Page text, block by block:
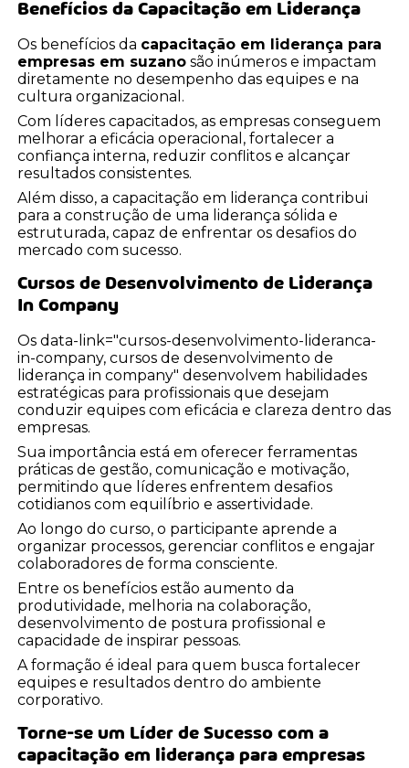
Benefícios da Capacitação em Liderança
Os benefícios da capacitação em liderança para
empresas em suzano são inúmeros e impactam
diretamente no desempenho das equipes e na
cultura organizacional.
Com líderes capacitados, as empresas conseguem
melhorar a eficácia operacional, fortalecer a
confiança interna, reduzir conflitos e alcançar
resultados consistentes.
Além disso, a capacitação em liderança contribui
para a construção de uma liderança sólida e
estruturada, capaz de enfrentar os desafios do
mercado com sucesso.
Cursos de Desenvolvimento de Liderança
In Company
Os data-link="cursos-desenvolvimento-lideranca-
in-company, cursos de desenvolvimento de
liderança in company" desenvolvem habilidades
estratégicas para profissionais que desejam
conduzir equipes com eficácia e clareza dentro das
empresas.
Sua importância está em oferecer ferramentas
práticas de gestão, comunicação e motivação,
permitindo que líderes enfrentem desafios
cotidianos com equilíbrio e assertividade.
Ao longo do curso, o participante aprende a
organizar processos, gerenciar conflitos e engajar
colaboradores de forma consciente.
Entre os benefícios estão aumento da
produtividade, melhoria na colaboração,
desenvolvimento de postura profissional e
capacidade de inspirar pessoas.
A formação é ideal para quem busca fortalecer
equipes e resultados dentro do ambiente
corporativo.
Torne-se um Líder de Sucesso com a
capacitação em liderança para empresas